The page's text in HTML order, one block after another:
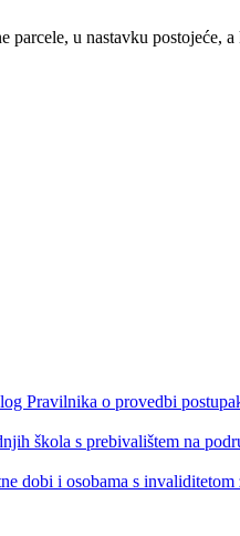
u nastavku postojeće,
Pravilnika o provedbi
škola s prebivalištem na
dobi i osobama s